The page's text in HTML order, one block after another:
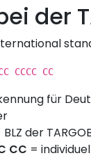
der
CCCC CC
für
BLZ der
CC =